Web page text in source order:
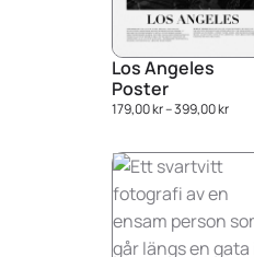
Los Angeles
Poster
179,00kr–399,00kr